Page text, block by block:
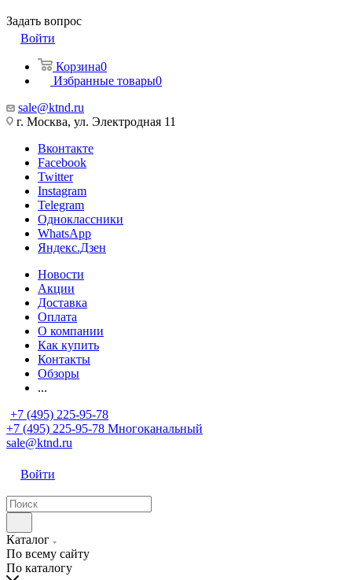
Задать вопрос
Войти
Корзина0
Избранные товары0
sale@ktnd.ru
г. Москва, ул. Электродная 11
Вконтакте
Facebook
Twitter
Instagram
Telegram
Одноклассники
WhatsApp
Яндекс.Дзен
Новости
Акции
Доставка
Оплата
О компании
Как купить
Контакты
Обзоры
...
+7 (495) 225-95-78
+7 (495) 225-95-78 Многоканальный
sale@ktnd.ru
Войти
Каталог
По всему сайту
По каталогу